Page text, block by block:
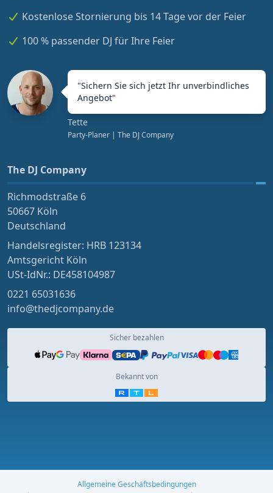
Kostenlose Stornierung bis 14 Tage vor der Feier
100 % passender DJ für Ihre Feier
"Sichern Sie sich jetzt Ihr unverbindliches
Angebot"
Tette
Party-Planer | The DJ Company
The DJ Company
Richmodstraße 6
50667 Köln
Deutschland
Handelsregister: HRB 123134
Amtsgericht Köln
USt-IdNr.: DE458104987
0221 65031636
info@thedjcompany.de
Sicher bezahlen
Bekannt von
Allgemeine Geschäftsbedingungen